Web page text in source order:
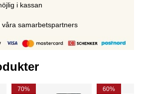
i kassan
samarbetspartners
70% 60%